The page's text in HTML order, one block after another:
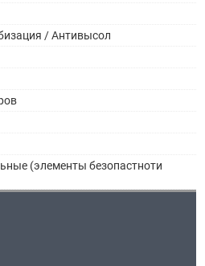
/ Антивысол
(элементы безопастноти